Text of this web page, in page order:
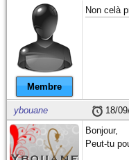
Membre
Non celà
ybouane 18/
Bonjour,
Peut-tu